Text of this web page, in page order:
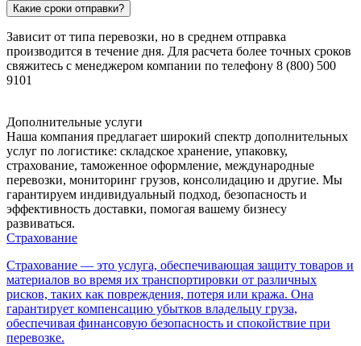
Какие сроки отправки?
Зависит от типа перевозки, но в среднем отправка
производится в течение дня. Для расчета более точных сроков
свяжитесь с менеджером компании по телефону 8 (800) 500
9101
Дополнительные услуги
Наша компания предлагает широкий спектр дополнительных
услуг по логистике: складское хранение, упаковку,
страхование, таможенное оформление, международные
перевозки, мониторинг грузов, консолидацию и другие. Мы
гарантируем индивидуальный подход, безопасность и
эффективность доставки, помогая вашему бизнесу
развиваться.
Страхование
Страхование — это услуга, обеспечивающая защиту товаров и
материалов во время их транспортировки от различных
рисков, таких как повреждения, потеря или кража. Она
гарантирует компенсацию убытков владельцу груза,
обеспечивая финансовую безопасность и спокойствие при
перевозке.